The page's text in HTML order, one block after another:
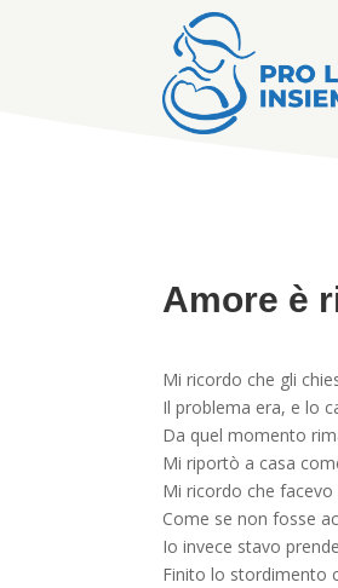
Amore è
Mi ricordo che gli
Il problema era, e lo
Da quel momento
Mi riportò a casa
Mi ricordo che
Come se non fosse
Io invece stavo
Finito lo stordimento